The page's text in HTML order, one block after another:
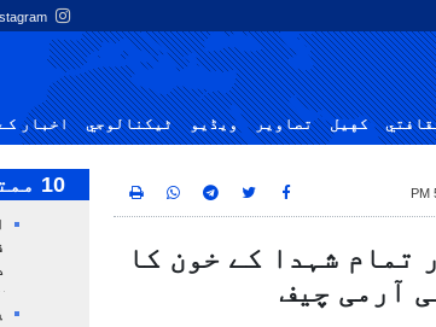
Instagram
کهيل تصاوير ویڈیو ٹيكنالوجي اخبار
تمام شہدا کے خون کا
آرمی چیف
10 ممتاز خبریں